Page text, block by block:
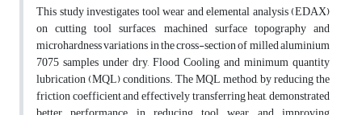
This study investigates tool wear and elemental analysis (EDAX)
on cutting tool surfaces, machined surface topography and
microhardness variations in the cross-section of milled aluminium
7075 samples under dry, Flood Cooling and minimum quantity
lubrication (MQL) conditions. The MQL method, by reducing the
friction coefficient and effectively transferring heat, demonstrated